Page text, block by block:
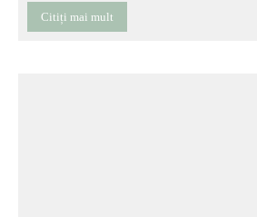
Citiți mai mult